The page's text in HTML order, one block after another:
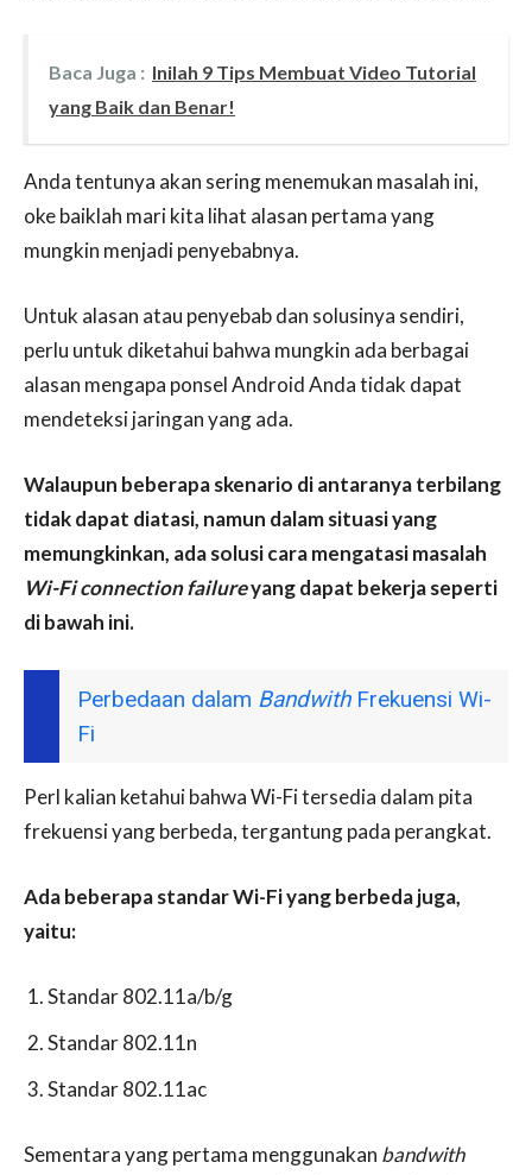
Baca Juga : Inilah 9 Tips Membuat Video Tutorial
yang Baik dan Benar!
Anda tentunya akan sering menemukan masalah ini,
oke baiklah mari kita lihat alasan pertama yang
mungkin menjadi penyebabnya.
Untuk alasan atau penyebab dan solusinya sendiri,
perlu untuk diketahui bahwa mungkin ada berbagai
alasan mengapa ponsel Android Anda tidak dapat
mendeteksi jaringan yang ada.
Walaupun beberapa skenario di antaranya terbilang
tidak dapat diatasi, namun dalam situasi yang
memungkinkan, ada solusi cara mengatasi masalah
Wi-Fi connection failureyang dapat bekerja seperti
di bawah ini.
Perbedaan dalam BandwithFrekuensi Wi-
Fi
Perl kalian ketahui bahwa Wi-Fi tersedia dalam pita
frekuensi yang berbeda, tergantung pada perangkat.
Ada beberapa standar Wi-Fi yang berbeda juga,
yaitu:
Standar 802.11a/b/g
Standar 802.11n
Standar 802.11ac
Sementara yang pertama menggunakan bandwith